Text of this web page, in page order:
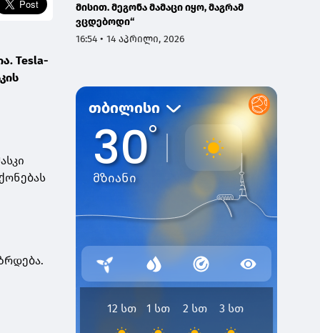
Tesla-
მისით. მეგონა მამაცი იყო, მაგრამ
ვცდებოდი“
16:54 • 14 აპრილი, 2026